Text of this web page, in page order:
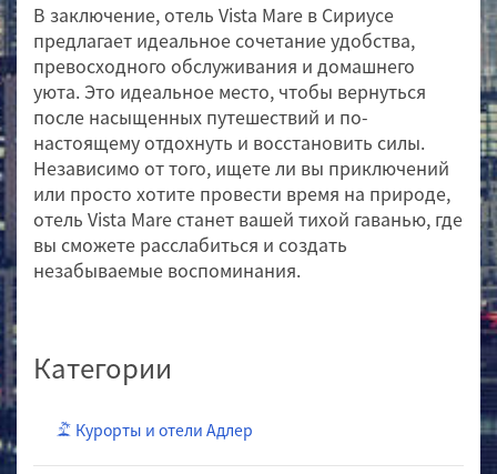
В заключение, отель Vista Mare в Сириусе
предлагает идеальное сочетание удобства,
превосходного обслуживания и домашнего
уюта. Это идеальное место, чтобы вернуться
после насыщенных путешествий и по-
настоящему отдохнуть и восстановить силы.
Независимо от того, ищете ли вы приключений
или просто хотите провести время на природе,
отель Vista Mare станет вашей тихой гаванью, где
вы сможете расслабиться и создать
незабываемые воспоминания.
Категории
Курорты и отели Адлер